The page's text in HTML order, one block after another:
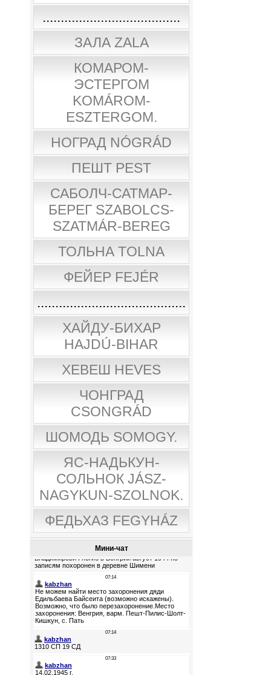
......................................
ЗАЛА ZALA
КОМАРОМ-
ЭСТЕРГОМ
KOMÁROM-
ESZTERGOM.
НОГРАД NÓGRÁD
ПЕШТ PEST
САБОЛЧ-САТМАР-
БЕРЕГ SZABOLCS-
SZATMÁR-BEREG
ТОЛЬНА TOLNA
ФЕЙЕР FEJÉR
.........................................
ХАЙДУ-БИХАР
HAJDÚ-BIHAR
ХЕВЕШ HEVES
ЧОНГРАД
CSONGRÁD
ШОМОДЬ SOMOGY.
ЯС-НАДЬКУН-
СОЛЬНОК JÁSZ-
NAGYKUN-SZOLNOK.
ФЕДЬХАЗ FEGYHÁZ
Мини-чат